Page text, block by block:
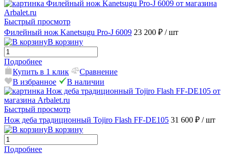
Быстрый просмотр
Филейный нож Kanetsugu Pro-J 6009 23 200 ₽ / шт
В корзину
Подробнее
Купить в 1 клик
Сравнение
В избранное
В наличии
Быстрый просмотр
Нож деба традиционный Tojiro Flash FF-DE105 31 600 ₽ / шт
В корзину
Подробнее